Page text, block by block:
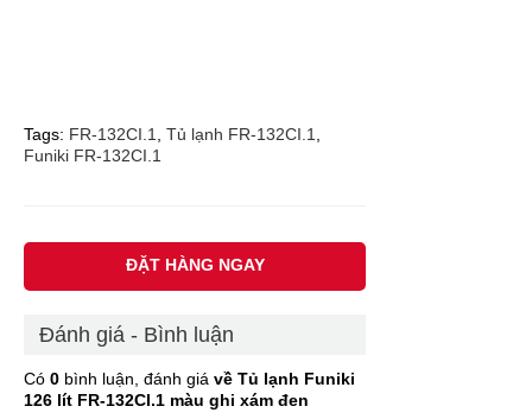
Tags: FR-132CI.1 Tủ lạnh FR-132CI.1
Funiki FR-132CI.1
ĐẶT HÀNG NGAY
Đánh giá - Bình luận
Có 0 bình luận, đánh giá về Tủ lạnh Funiki
126 lít FR-132CI.1 màu ghi xám đen